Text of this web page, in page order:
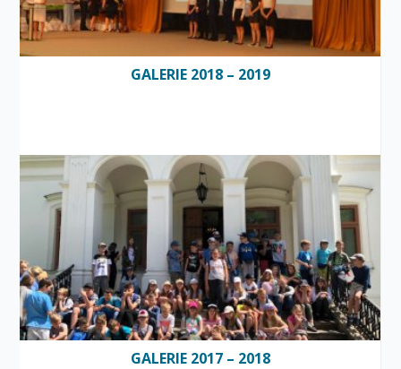
GALERIE 2018 – 2019
GALERIE 2017 – 2018